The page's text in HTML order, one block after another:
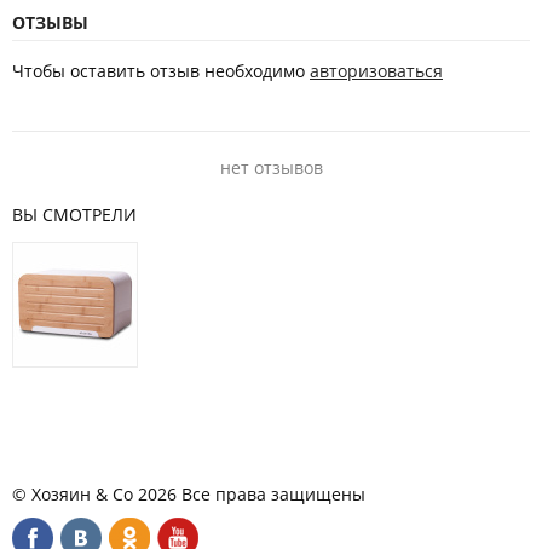
ОТЗЫВЫ
Чтобы оставить отзыв необходимо авторизоваться
нет отзывов
ВЫ СМОТРЕЛИ
© Хозяин & Co 2026 Все права защищены